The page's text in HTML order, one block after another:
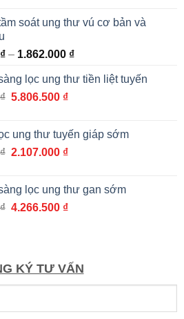
5.965.000 ₫.là:
soát ung thư vú cơ bản và
₫ – 1.862.000 ₫Khoảng
từ
1.862.000 ₫
lọc ung thư tiền liệt tuyến
₫ Giá
8.295.000 ₫.
5.806.500 ₫Giá
là:
5.806.500 ₫.
ung thư tuyến giáp sớm
₫ Giá
3.010.000 ₫.
2.107.000 ₫Giá
là:
2.107.000 ₫.
lọc ung thư gan sớm
₫ Giá
4.266.500 ₫Giá
4.266.500 ₫.
KÝ TƯ VẤN